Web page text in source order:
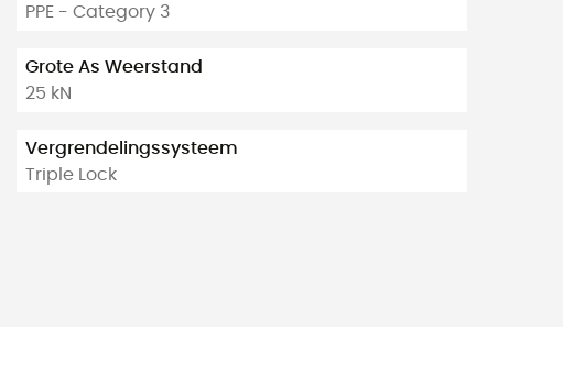
PPE - Category 3
Grote As Weerstand
25 kN
Vergrendelingssysteem
Triple Lock